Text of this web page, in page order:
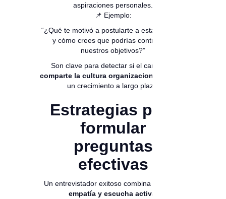
aspiraciones personales.
📌 Ejemplo:
“¿Qué te motivó a postularte a esta empresa
y cómo crees que podrías contribuir a
nuestros objetivos?”
Son clave para detectar si el candidato
comparte la cultura organizacional
un crecimiento a largo plazo.
Estrategias para
formular
preguntas
efectivas
Un entrevistador exitoso combina
empatía y escucha activa.